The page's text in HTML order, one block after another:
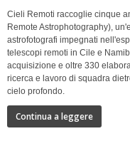
Cieli Remoti raccoglie cinque
Remote Astrophotography),
astrofotografi impegnati
telescopi remoti in Cile e
acquisizione e oltre 330
ricerca e lavoro di squadra
cielo profondo.
Continua a leggere